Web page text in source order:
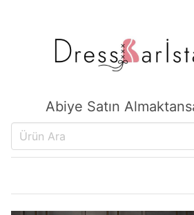
Abiye Satın